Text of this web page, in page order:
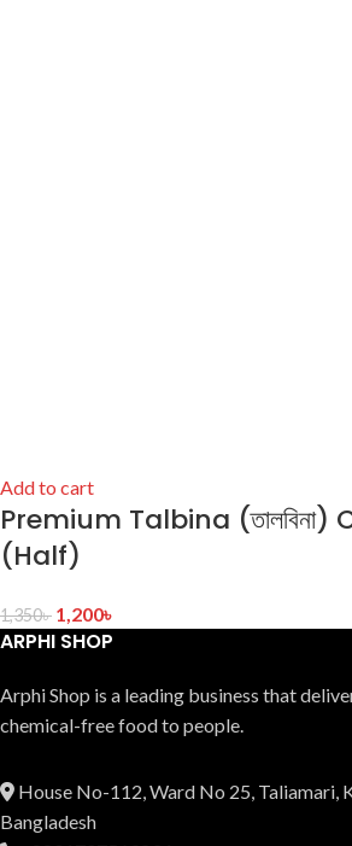
Add to cart
Premium Talbina
(Half)
1,350৳ 1,200৳
ARPHI SHOP
Arphi Shop is a leading business that
chemical-free food to people.
House No-112, Ward No 25, Taliamari,
Bangladesh